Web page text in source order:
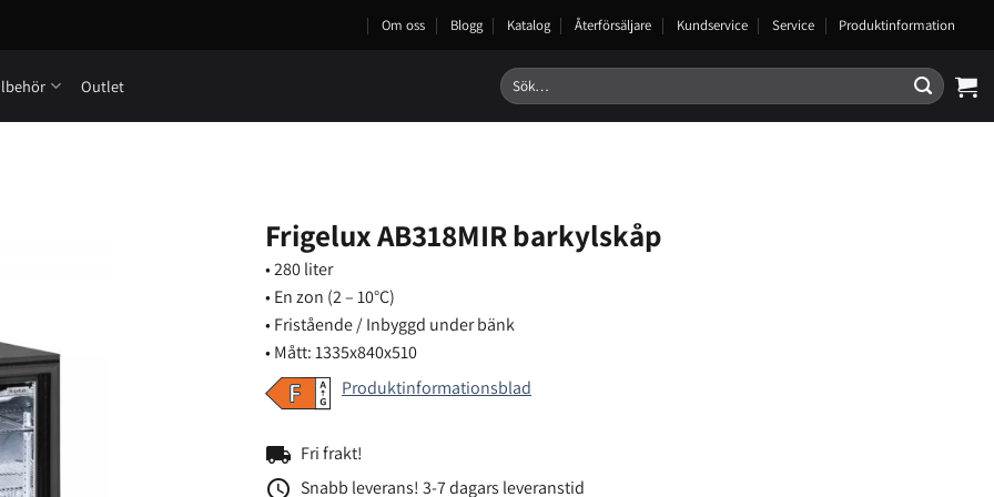
Om oss Blogg Katalog Återförsäljare Kundservice Service Produktinformation
Outlet
Sök
efter:
Frigelux AB318MIR barkylskåp
• 280 liter
• En zon (2 – 10°C)
• Fristående / Inbyggd under bänk
• Mått: 1335x840x510
Produktinformationsblad
local_shipping Fri frakt!
access_time Snabb leverans! 3-7 dagars leveranstid